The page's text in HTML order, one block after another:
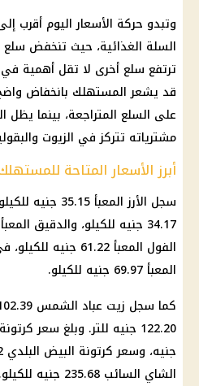
وتبدو حركة الأسعاراليوم أقرب
السلة الغذائية، حيث تنخفض
ترتفع سلع أخرى لا تقل أهمية
قد يشعر المستهلك بانخفاض واضح
على السلع المتراجعة، بينما يظل
مشترياته تتركز في الزيوت
أبرز الأسعار المتاحة
سجل الأرز المعبأ
الفول المعبأ 61.22
المعبأ 69.97 جنيه للكيلو.
122.20 جنيه للتر. وبلغ
سعر
جنيه، وسعركرتونة البيض
الشاي السائب 235.68 جنيه للكيلو.